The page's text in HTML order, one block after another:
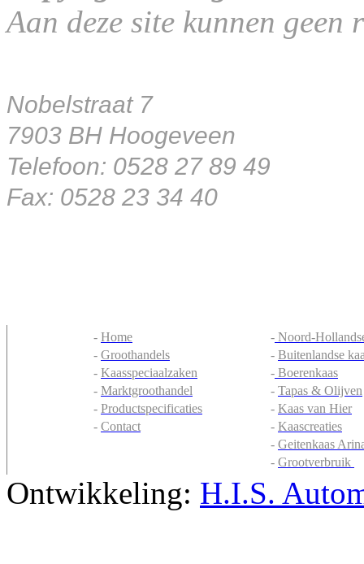
Aan deze site kunnen
Nobelstraat 7
7903 BH Hoogeveen
Telefoon: 0528 27 89 49
Fax: 0528 23 34 40
- Home - Noord-
- Groothandels - Buitenlandse
- Kaasspeciaalzaken - Boerenkaas
- Marktgroothandel - Tapas & Olijven
- Productspecificaties - Kaas van Hier
- Contact - Kaascreaties
- Geitenkaas
- Grootverbruik
Ontwikkeling: H.I.S.